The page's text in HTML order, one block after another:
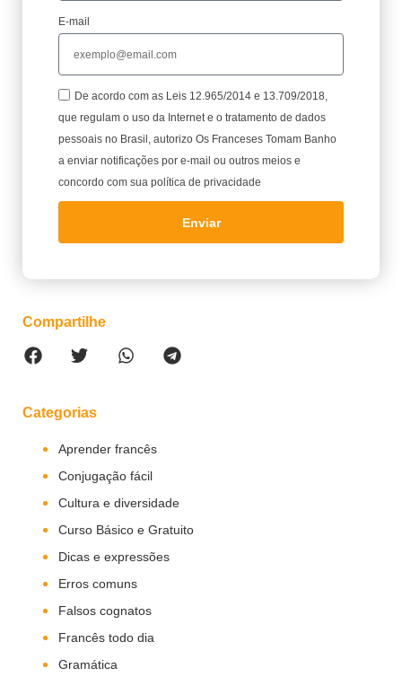
E-mail
De acordo com as Leis 12.965/2014 e 13.709/2018,
que regulam o uso da Internet e o tratamento de dados
pessoais no Brasil, autorizo Os Franceses Tomam Banho
a enviar notificações por e-mail ou outros meios e
concordo com sua política de privacidade
Enviar
Compartilhe
Categorias
Aprender francês
Conjugação fácil
Cultura e diversidade
Curso Básico e Gratuito
Dicas e expressões
Erros comuns
Falsos cognatos
Francês todo dia
Gramática